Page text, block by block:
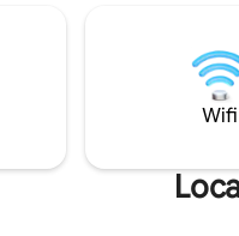
brutes,
,elle vous
du temps.
Maison Chaban.
Nespresso et
FourWifi